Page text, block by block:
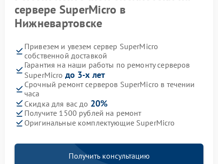
сервере SuperMicro в
Нижневартовске
Привезем и увезем сервер SuperMicro
собственной доставкой
Гарантия на наши работы по ремонту серверов
SuperMicro до 3-х лет
Срочный ремонт серверов SuperMicro в течении
часа
Скидка для вас до 20%
Получите 1500 рублей на ремонт
Оригинальные комплектующие SuperMicro
Получить консультацию